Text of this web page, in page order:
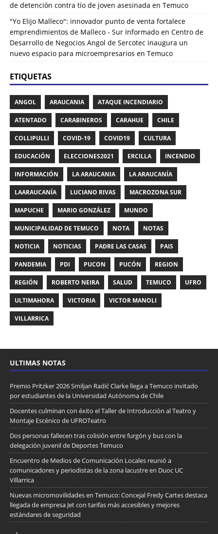
de detención contra tío de joven asesinada en Temuco
"Yo Elijo Malleco": innovador punto de venta fortalece
emprendimientos de Malleco - Sur Informado en Centro de
Desarrollo de Negocios Angol de Sercotec inaugura un
nuevo espacio para microempresarios en Temuco
ETIQUETAS
ANGOL ARAUCANIA ATAQUE INCENDIARIO
ATENTADO CARABINEROS CARAHUE CHILE
COLLIPULLI COVID-19 COVID19 CULTURA
EDUCACIÓN ELECCIONES2021 ERCILLA INCENDIO
INFORMACIÓN LA ARAUCANIA LA ARAUCANÍA
LAARAUCANÍA LUCIANO RIVAS MACROZONA SUR
MAPUCHE MARIO GONZÁLEZ MUNDO
MUNICIPALIDAD DE TEMUCO NOTA NOTAS
NOTICIA NOTICIAS PADRE LAS CASAS PAIS
PANDEMIA PDI PUCON PUCÓN REGION
REGIÓN ROBERTO NEIRA SALUD TEMUCO UFRO
ULTIMAHORA VICTORIA VICTOR MANOLI
VILLARRICA
ULTIMAS NOTAS
Premio Pritzker 2026 Smiljan Radić Clarke llega a Temuco invitado
por estudiantes de la Universidad Autónoma de Chile
Docentes culminan con éxito el Taller de Introducción al Teatro y
Montaje Escénico de UFROTeatro
Dos personas fallecen tras colisión entre furgón y bus con la
delegación juvenil de Deportes Temuco
Encuentro de Medios de Comunicación Locales reunió a
comunicadores y periodistas de la zona lacustre en Duoc UC
Villarrica
Nuevas micromovilidades en Temuco: Concejal Fredy Cartes destaca
llegada de empresa Jet con tarifas más accesibles y mejores
estándares de seguridad